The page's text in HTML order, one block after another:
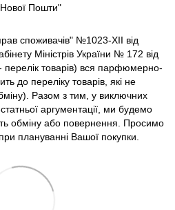
Пошти"
споживачів" №1023-XII від
Міністрів України № 172 від
товарів) вся парфюмерно-
до переліку товарів, які не
Разом з тим, у виключних
аргументації, ми будемо
обміну або повернення. Просимо
плануванні Вашої покупки.